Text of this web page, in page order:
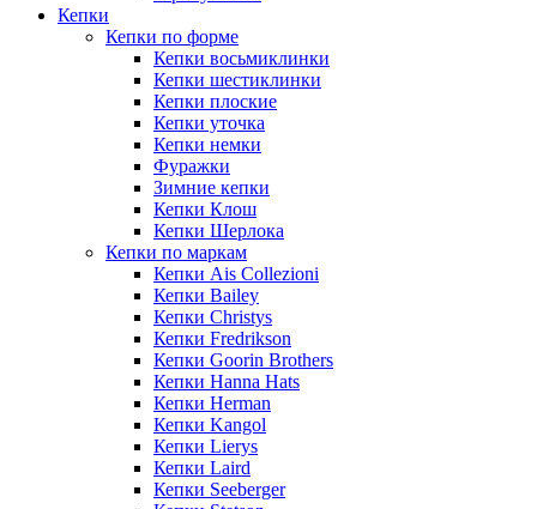
Кепки
Кепки по форме
Кепки восьмиклинки
Кепки шестиклинки
Кепки плоские
Кепки уточка
Кепки немки
Фуражки
Зимние кепки
Кепки Клош
Кепки Шерлока
Кепки по маркам
Кепки Ais Collezioni
Кепки Bailey
Кепки Christys
Кепки Fredrikson
Кепки Goorin Brothers
Кепки Hanna Hats
Кепки Herman
Кепки Kangol
Кепки Lierys
Кепки Laird
Кепки Seeberger